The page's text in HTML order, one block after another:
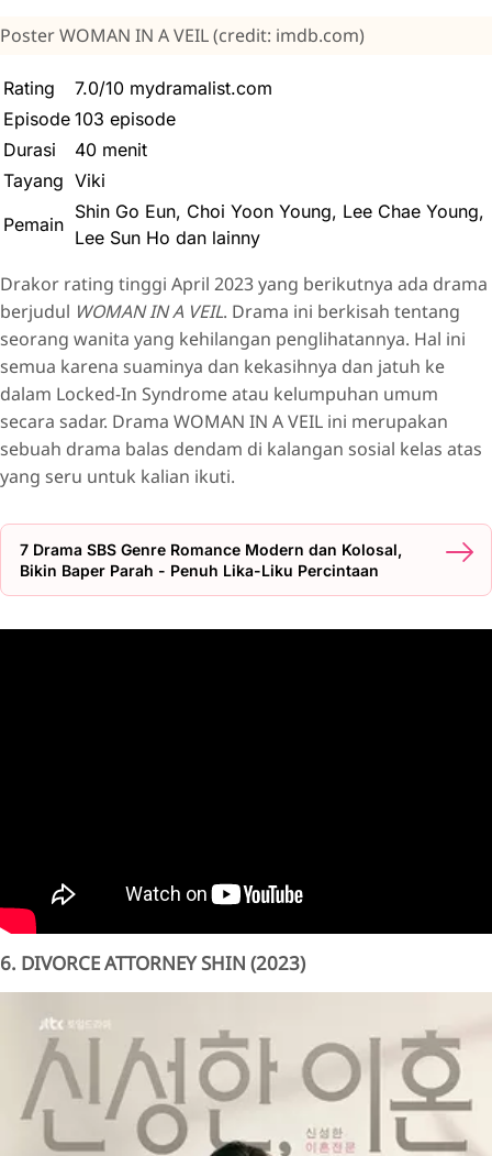
Poster WOMAN IN A VEIL (credit: imdb.com)
Rating
7.0/10 mydramalist.com
Episode 103 episode
Durasi
40 menit
Tayang Viki
Pemain
Shin Go Eun, Choi Yoon Young, Lee Chae Young,
Lee Sun Ho dan lainny
Drakor rating tinggi April 2023 yang berikutnya ada drama
berjudul WOMAN IN A VEIL. Drama ini berkisah tentang
seorang wanita yang kehilangan penglihatannya. Hal ini
semua karena suaminya dan kekasihnya dan jatuh ke
dalam Locked-In Syndrome atau kelumpuhan umum
secara sadar. Drama WOMAN IN A VEIL ini merupakan
sebuah drama balas dendam di kalangan sosial kelas atas
yang seru untuk kalian ikuti.
7 Drama SBS Genre Romance Modern dan Kolosal,
Bikin Baper Parah - Penuh Lika-Liku Percintaan
6. DIVORCE ATTORNEY SHIN (2023)